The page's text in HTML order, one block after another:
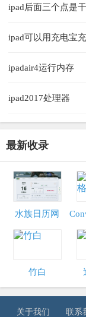
ipad后面三个点是
ipad可以用充电宝
ipadair4运行内存
ipad2017处理器
最新收录
水族日历网
竹白
关于我们 联系